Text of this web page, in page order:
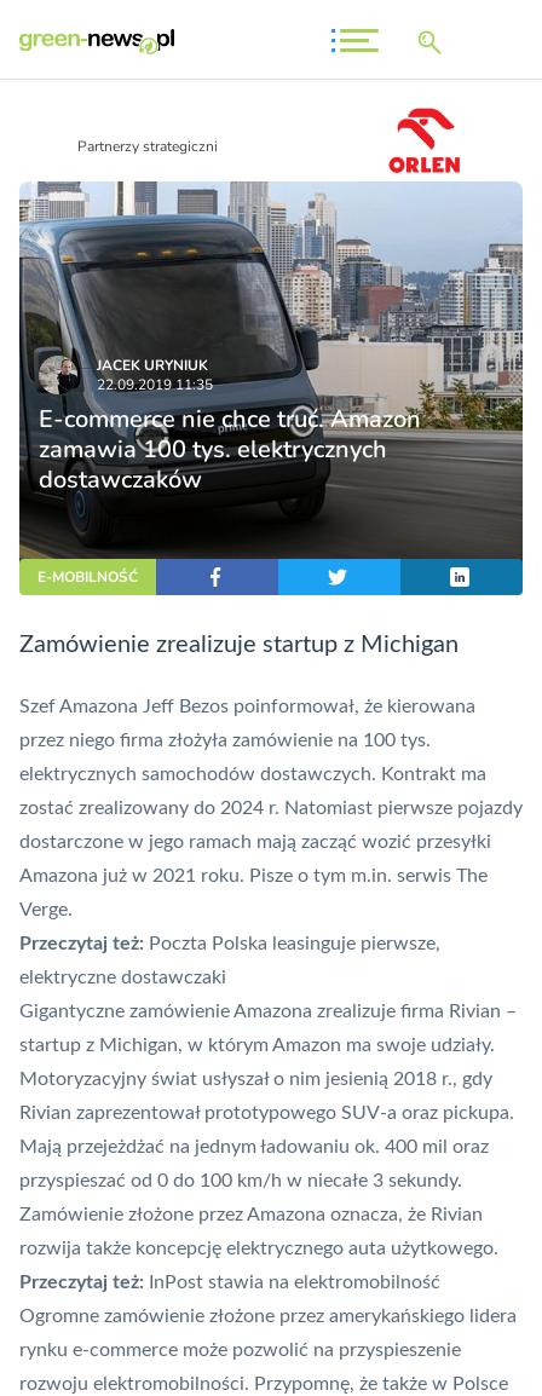
Partnerzy strategiczni
JACEK URYNIUK
22.09.2019 11:35
E-commerce nie chce truć. Amazon
zamawia 100 tys. elektrycznych
dostawczaków
E-MOBILNOŚĆ
Zamówienie zrealizuje startup z Michigan
Szef Amazona Jeff Bezos poinformował, że kierowana
przez niego firma złożyła zamówienie na 100 tys.
elektrycznych samochodów dostawczych. Kontrakt ma
zostać zrealizowany do 2024 r. Natomiast pierwsze pojazdy
dostarczone w jego ramach mają zacząć wozić przesyłki
Amazona już w 2021 roku. Pisze o tym m.in. serwis The
Verge.
Przeczytaj też: Poczta Polska leasinguje pierwsze,
elektryczne dostawczaki
Gigantyczne zamówienie Amazona zrealizuje firma Rivian –
startup z Michigan, w którym Amazon ma swoje udziały.
Motoryzacyjny świat usłyszał o nim jesienią 2018 r., gdy
Rivian zaprezentował prototypowego SUV-a oraz pickupa.
Mają przejeżdżać na jednym ładowaniu ok. 400 mil oraz
przyspieszać od 0 do 100 km/h w niecałe 3 sekundy.
Zamówienie złożone przez Amazona oznacza, że Rivian
rozwija także koncepcję elektrycznego auta użytkowego.
Przeczytaj też:
InPost stawia na elektromobilność
Ogromne zamówienie złożone przez amerykańskiego lidera
rynku e-commerce może pozwolić na przyspieszenie
rozwoju elektromobilności. Przypomnę, że także w Polsce